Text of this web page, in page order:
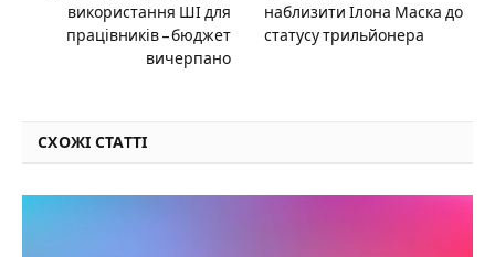
використання ШІ для
працівників – бюджет
вичерпано
наблизити Ілона Маска до
статусу трильйонера
СХОЖІ СТАТТІ